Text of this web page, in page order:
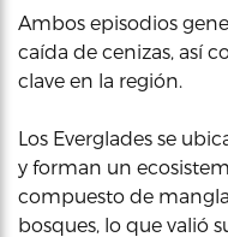
Ambos episodios
caída de cenizas, así
clave en la región.
Los Everglades se
y forman un
compuesto de
bosques, lo que valió